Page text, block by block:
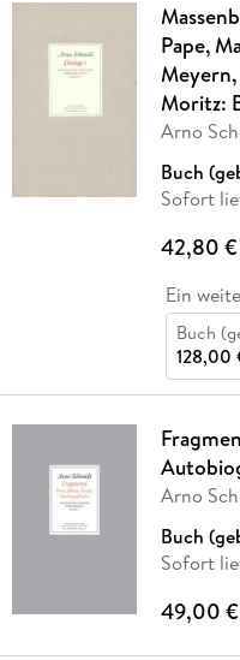
Pape,
Moritz:
Arno
Buch
Sofort
42,80 €
Ein
Buch
128,00
Arno
Buch
Sofort
49,00 €